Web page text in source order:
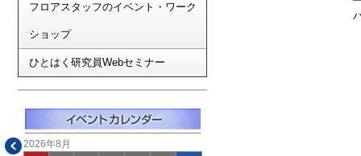
フロアスタッフのイベント・ワーク
ショップ
ひとはく研究員Webセミナー
2026年8月